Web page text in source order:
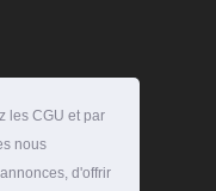
les CGU et par
nous
d'offrir